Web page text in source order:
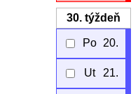
30.týždeň
Po 20.
Ut 21.